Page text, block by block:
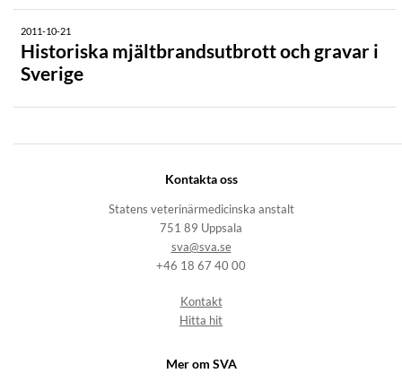
2011-10-21
Historiska mjältbrandsutbrott och gravar i
Sverige
Kontakta oss
Statens veterinärmedicinska anstalt
751 89 Uppsala
sva@sva.se
+46 18 67 40 00
Kontakt
Hitta hit
Mer om SVA